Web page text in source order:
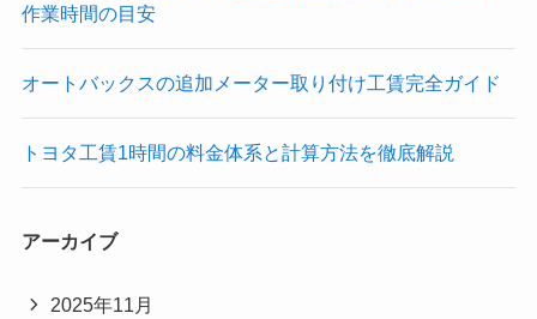
作業時間の目安
オートバックスの追加メーター取り付け工賃完全ガイド
トヨタ工賃1時間の料金体系と計算方法を徹底解説
アーカイブ
2025年11月